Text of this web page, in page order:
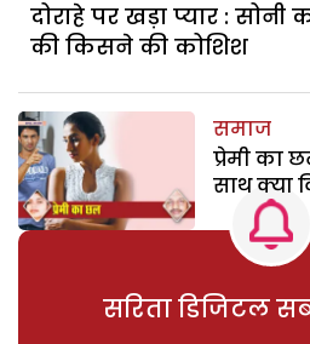
दोराहे पर खड़ा प्यार :
की किसने की कोशिश
समाज
प्रेमी का
साथ क्या
सरिता डिजिटल